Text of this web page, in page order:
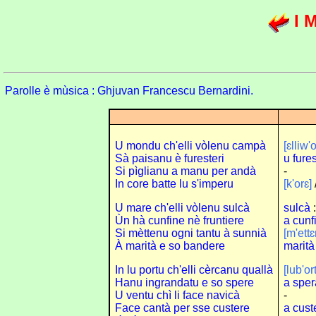
I
Parolle è mùsica : Ghjuvan Francescu Bernardini.
U mondu ch'elli vòlenu campà
Sà paisanu è furesteri
Si pìglianu a manu per andà
In core batte lu s'imperu
U mare ch'elli vòlenu sulcà
Ùn hà cunfine nè fruntiere
Si mèttenu ogni tantu à sunnià
À marità e so bandere
In lu portu ch'elli cèrcanu quallà
Hanu ingrandatu e so spere
U ventu chì li face navicà
Face cantà per sse custere
u
-
[k'orɛ]
sulcà
a
marità
a
-
a